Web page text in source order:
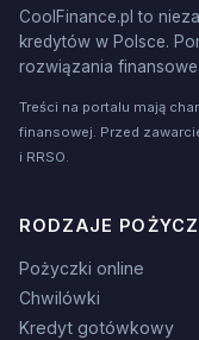
CoolFinance.pl to
kredytów w Polsce.
rozwiązania finansowe.
Treści na portalu mają
finansowej. Przed
i RRSO.
RODZAJE
Pożyczki online
Chwilówki
Kredyt gotówkowy